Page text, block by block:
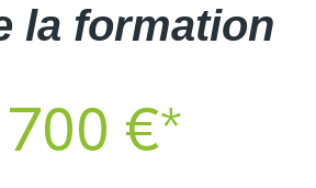
la formation
€*